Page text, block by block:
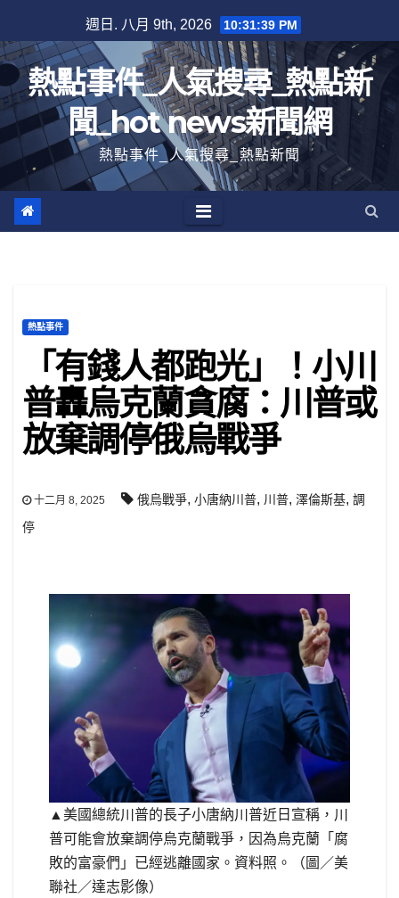
至
內
容
週日. 八月 9th, 2026 10:31:40 PM
熱點事件_人氣搜尋_熱點新
聞_hot news新聞網
熱點事件_人氣搜尋_熱點新聞
熱點事件
「有錢人都跑光」！小川
普轟烏克蘭貪腐：川普或
放棄調停俄烏戰爭
十二月 8, 2025 俄烏戰爭, 小唐納川普, 川普, 澤倫斯基, 調
停
▲美國總統川普的長子小唐納川普近日宣稱，川
普可能會放棄調停烏克蘭戰爭，因為烏克蘭「腐
敗的富豪們」已經逃離國家。資料照。（圖／美
聯社／達志影像）